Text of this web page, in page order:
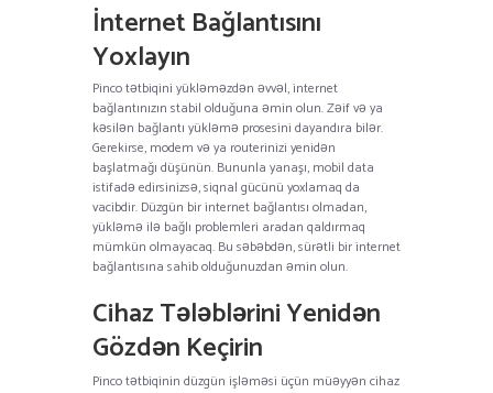
İnternet Bağlantısını
Yoxlayın
Pinco tətbiqini yükləməzdən əvvəl, internet
bağlantınızın stabil olduğuna əmin olun. Zəif və ya
kəsilən bağlantı yükləmə prosesini dayandıra bilər.
Gerekirse, modem və ya routerinizi yenidən
başlatmağı düşünün. Bununla yanaşı, mobil data
istifadə edirsinizsə, siqnal gücünü yoxlamaq da
vacibdir. Düzgün bir internet bağlantısı olmadan,
yükləmə ilə bağlı problemleri aradan qaldırmaq
mümkün olmayacaq. Bu səbəbdən, sürətli bir internet
bağlantısına sahib olduğunuzdan əmin olun.
Cihaz Tələblərini Yenidən
Gözdən Keçirin
Pinco tətbiqinin düzgün işləməsi üçün müəyyən cihaz